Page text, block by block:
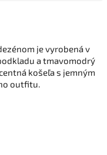
je vyrobená v
a tmavomodrý
košeľa s jemným
outfitu.